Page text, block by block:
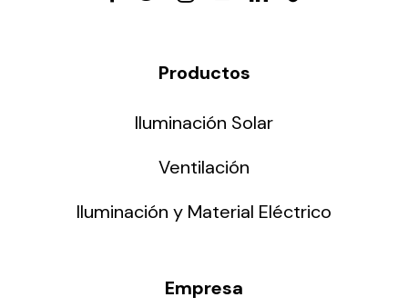
Productos
Iluminación Solar
Ventilación
Iluminación y Material Eléctrico
Empresa